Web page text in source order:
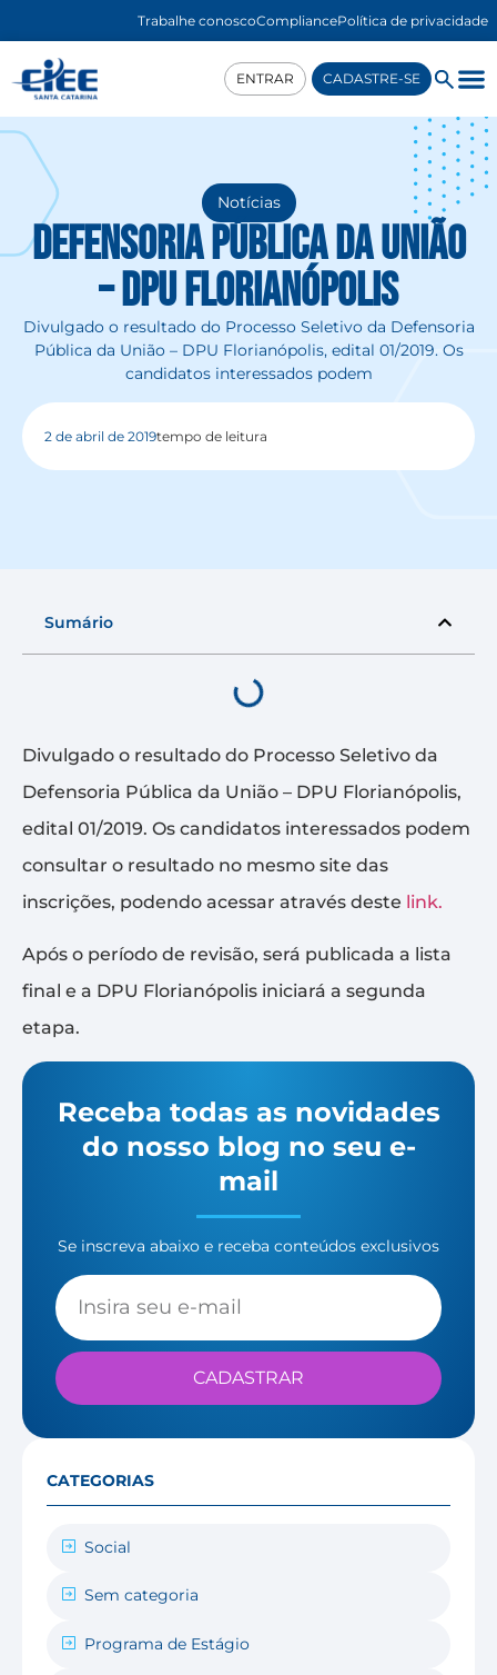
Trabalhe conoscoCompliancePolítica de privacidade
ENTRAR CADASTRE-SE
Notícias
Defensoria Pública da União
– DPU Florianópolis
Divulgado o resultado do Processo Seletivo da Defensoria
Pública da União – DPU Florianópolis, edital 01/2019. Os
candidatos interessados podem
2 de abril de 2019tempo de leitura
Sumário
Divulgado o resultado do Processo Seletivo da
Defensoria Pública da União – DPU Florianópolis,
edital 01/2019. Os candidatos interessados podem
consultar o resultado no mesmo site das
inscrições, podendo acessar através deste link.
Após o período de revisão, será publicada a lista
final e a DPU Florianópolis iniciará a segunda
etapa.
Receba todas as novidades
do nosso blog no seu e-
mail
Se inscreva abaixo e receba conteúdos exclusivos
CADASTRAR
CATEGORIAS
Social
Sem categoria
Programa de Estágio